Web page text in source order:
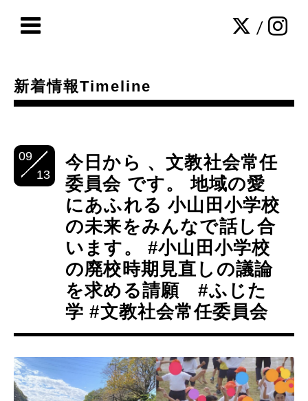
/
新着情報Timeline
09
13
今日から 、文教社会常任
委員会 です。 地域の愛
にあふれる 小山田小学校
の未来をみんなで話し合
います。 #小山田小学校
の廃校時期見直しの議論
を求める請願 #ふじた
学 #文教社会常任委員会